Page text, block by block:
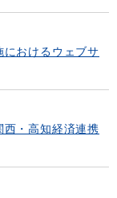
おけるウェブサ
・高知経済連携